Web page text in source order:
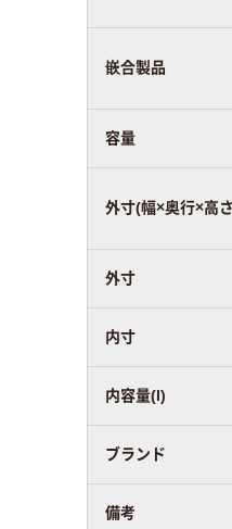
嵌合製品
容量
外寸(幅×奥行×高
外寸
内寸
内容量(l)
ブランド
備考